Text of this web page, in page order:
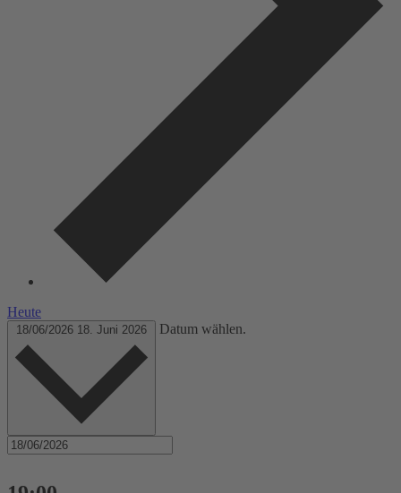
Heute
18/06/2026 18. Juni 2026 Datum wählen.